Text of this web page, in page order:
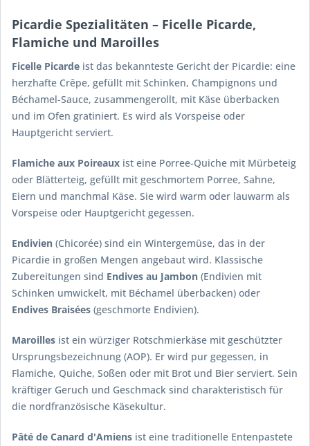
Picardie Spezialitäten – Ficelle Picarde,
Flamiche und Maroilles
Ficelle Picarde ist das bekannteste Gericht der Picardie: eine
herzhafte Crêpe, gefüllt mit Schinken, Champignons und
Béchamel-Sauce, zusammengerollt, mit Käse überbacken
und im Ofen gratiniert. Es wird als Vorspeise oder
Hauptgericht serviert.
Flamiche aux Poireaux ist eine Porree-Quiche mit Mürbeteig
oder Blätterteig, gefüllt mit geschmortem Porree, Sahne,
Eiern und manchmal Käse. Sie wird warm oder lauwarm als
Vorspeise oder Hauptgericht gegessen.
Endivien (Chicorée) sind ein Wintergemüse, das in der
Picardie in großen Mengen angebaut wird. Klassische
Zubereitungen sind Endives au Jambon (Endivien mit
Schinken umwickelt, mit Béchamel überbacken) oder
Endives Braisées (geschmorte Endivien).
Maroilles ist ein würziger Rotschmierkäse mit geschützter
Ursprungsbezeichnung (AOP). Er wird pur gegessen, in
Flamiche, Quiche, Soßen oder mit Brot und Bier serviert. Sein
kräftiger Geruch und Geschmack sind charakteristisch für
die nordfranzösische Käsekultur.
Pâté de Canard d'Amiens ist eine traditionelle Entenpastete